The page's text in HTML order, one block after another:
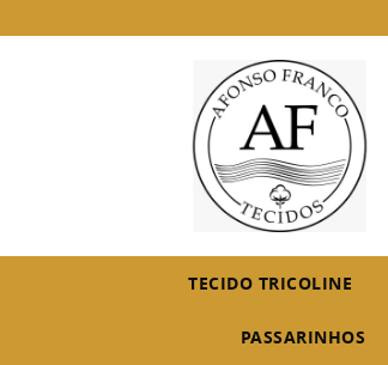
TECIDO TRICOLINE
PASSARINHOS